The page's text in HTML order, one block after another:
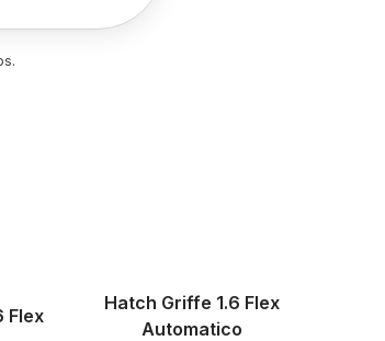
Flex
Hatch Griffe 1.6 Flex
Automatico